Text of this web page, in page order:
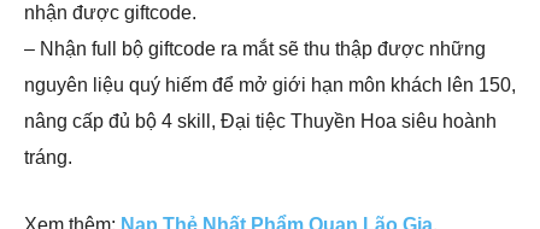
nhận được giftcode.
– Nhận full bộ giftcode ra mắt sẽ thu thập được những
nguyên liệu quý hiếm để mở giới hạn môn khách lên 150,
nâng cấp đủ bộ 4 skill, Đại tiệc Thuyền Hoa siêu hoành
tráng.
Xem thêm: Nạp Thẻ Nhất Phẩm Quan Lão Gia.